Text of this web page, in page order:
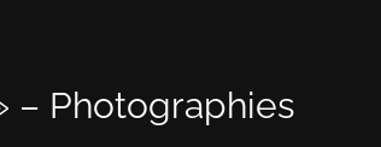
– Photographies